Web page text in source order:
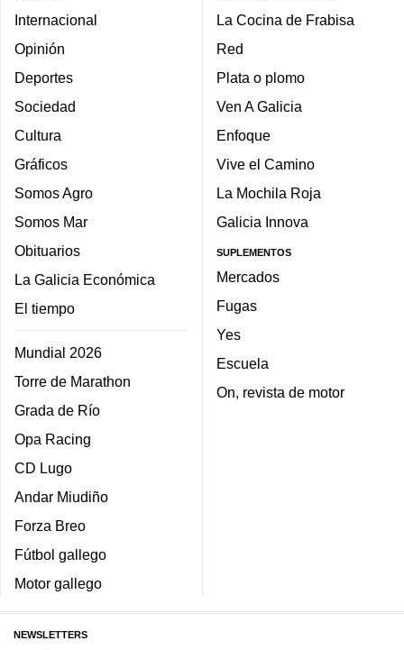
Internacional
Opinión
Deportes
Sociedad
Cultura
Gráficos
Somos Agro
Somos Mar
Obituarios
La Galicia Económica
El tiempo
Mundial 2026
Torre de Marathon
Grada de Río
Opa Racing
CD Lugo
Andar Miudiño
Forza Breo
Fútbol gallego
Motor gallego
La Cocina de Frabisa
Red
Plata o plomo
Ven A Galicia
Enfoque
Vive el Camino
La Mochila Roja
Galicia Innova
SUPLEMENTOS
Mercados
Fugas
Yes
Escuela
On, revista de motor
NEWSLETTERS